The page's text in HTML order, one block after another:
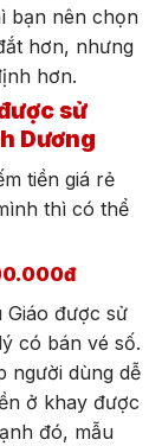
bạn nên chọn
hơn, nhưng
hơn.
sử
Dương
tiền giá rẻ
thì có thể
Giáo được sử
có bán vé số.
người dùng dễ
ở khay được
đó, mẫu